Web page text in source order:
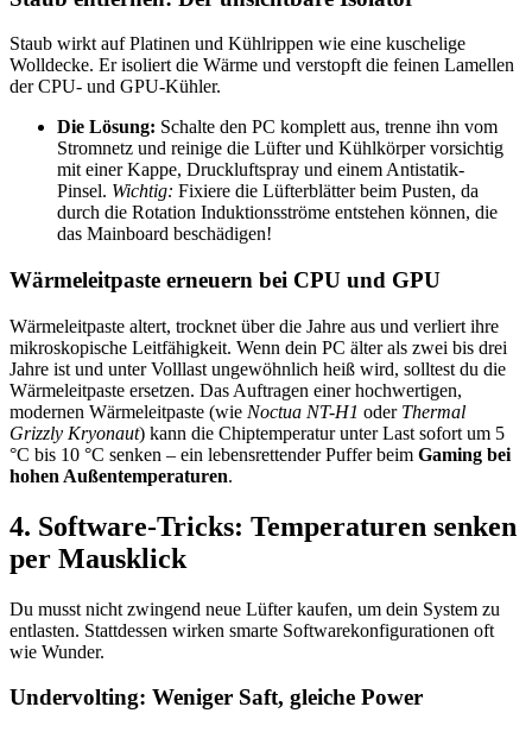
Staub wirkt auf Platinen und Kühlrippen wie eine kuschelige
Wolldecke. Er isoliert die Wärme und verstopft die feinen Lamellen
der CPU- und GPU-Kühler.
Die Lösung: Schalte den PC komplett aus, trenne ihn vom
Stromnetz und reinige die Lüfter und Kühlkörper vorsichtig
mit einer Kappe, Druckluftspray und einem Antistatik-
Pinsel. Wichtig: Fixiere die Lüfterblätter beim Pusten, da
durch die Rotation Induktionsströme entstehen können, die
das Mainboard beschädigen!
Wärmeleitpaste erneuern bei CPU und GPU
Wärmeleitpaste altert, trocknet über die Jahre aus und verliert ihre
mikroskopische Leitfähigkeit. Wenn dein PC älter als zwei bis drei
Jahre ist und unter Volllast ungewöhnlich heiß wird, solltest du die
Wärmeleitpaste ersetzen. Das Auftragen einer hochwertigen,
modernen Wärmeleitpaste (wie Noctua NT-H1 oder Thermal
Grizzly Kryonaut) kann die Chiptemperatur unter Last sofort um 5
°C bis 10 °C senken – ein lebensrettender Puffer beim Gaming bei
hohen Außentemperaturen.
4. Software-Tricks: Temperaturen senken
per Mausklick
Du musst nicht zwingend neue Lüfter kaufen, um dein System zu
entlasten. Stattdessen wirken smarte Softwarekonfigurationen oft
wie Wunder.
Undervolting: Weniger Saft, gleiche Power